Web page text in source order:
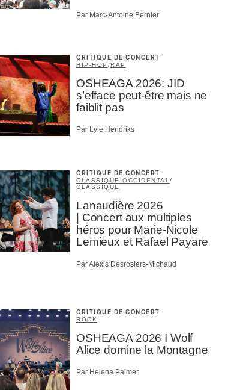
Par Marc-Antoine Bernier
CRITIQUE DE CONCERT
HIP-HOP /RAP
OSHEAGA 2026: JID
s’efface peut-être mais ne
faiblit pas
Par Lyle Hendriks
CRITIQUE DE CONCERT
CLASSIQUE OCCIDENTAL /
CLASSIQUE
Lanaudière 2026
| Concert aux multiples
héros pour Marie-Nicole
Lemieux et Rafael Payare
Par Alexis Desrosiers-Michaud
CRITIQUE DE CONCERT
ROCK
OSHEAGA 2026 I Wolf
Alice domine la Montagne
Par Helena Palmer